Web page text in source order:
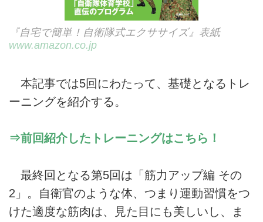
『自宅で簡単！自衛隊式エクササイズ』表紙
www.amazon.co.jp
本記事では5回にわたって、基礎となるトレ
ーニングを紹介する。
⇒前回紹介したトレーニングはこちら！
最終回となる第5回は「筋力アップ編 その
2」。自衛官のような体、つまり運動習慣をつ
けた適度な筋肉は、見た目にも美しいし、ま